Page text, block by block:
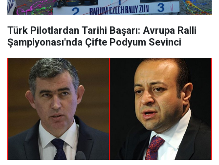
Türk Pilotlardan Tarihi Başarı: Avrupa Ralli
Şampiyonası'nda Çifte Podyum Sevinci